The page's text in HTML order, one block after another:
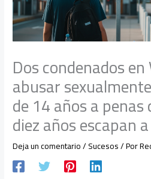
Dos condenados
abusar
de 14 años a
diez años escapan
Deja un comentario/Sucesos/ Por